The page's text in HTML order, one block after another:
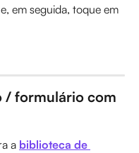
em seguida, toque em
/ formulário com
a biblioteca de